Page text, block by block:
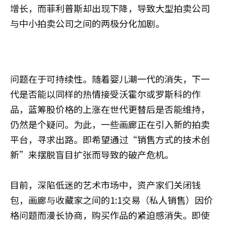
增长，而菲利普斯却出现下降，导致大型拍卖公司
与中小拍卖公司之间的两极分化加剧。
问题在于可持续性。随着婴儿潮一代的消失，下一
代是否能以同样的热情接受沃霍尔或罗斯科的作
品，蓝筹股价格的上涨在世代更替后是否能维持，
仍然是个疑问。为此，一些画廊正在引入新的拍卖
平台，寻求出路。即希望通过“销售方式的技术创
新”来摆脱盲目扩张而导致的破产危机。
目前，深陷低迷的艺术市场中，资产家们关闭钱
包，画廊与收藏家之间的1:1交易（私人销售）因价
格问题而漫长协商，购买作品的紧迫感消失。即使